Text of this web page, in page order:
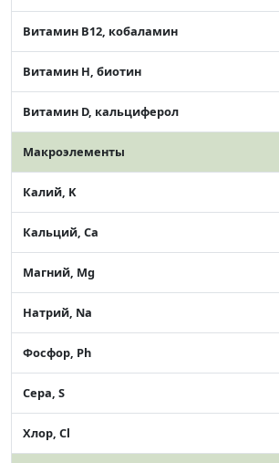
Витамин В12, кобаламин
Витамин Н, биотин
Витамин D, кальциферол
Макроэлементы
Калий, K
Кальций, Ca
Магний, Mg
Натрий, Na
Фосфор, Ph
Сера, S
Хлор, Cl